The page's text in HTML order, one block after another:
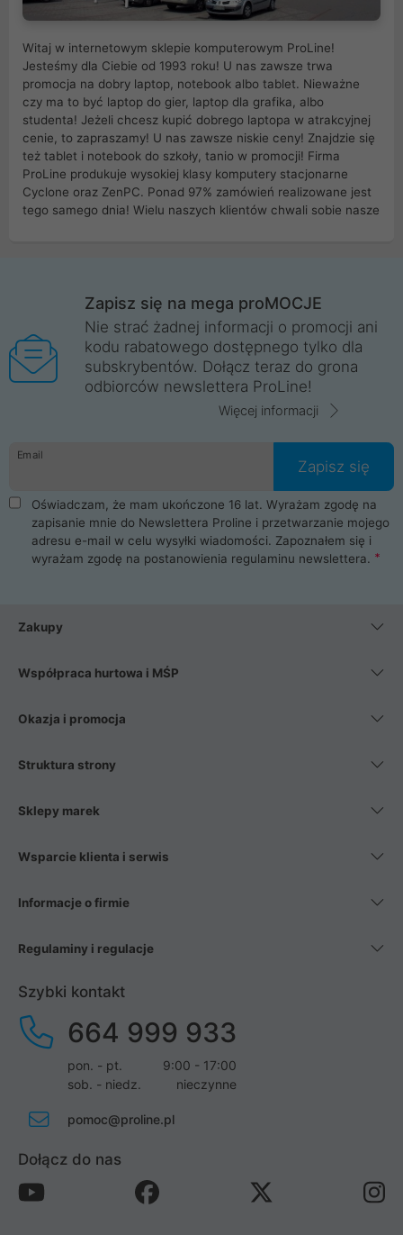
Witaj w internetowym sklepie komputerowym ProLine!
Jesteśmy dla Ciebie od 1993 roku! U nas zawsze trwa
promocja na dobry laptop, notebook albo tablet. Nieważne
czy ma to być laptop do gier, laptop dla grafika, albo
studenta! Jeżeli chcesz kupić dobrego laptopa w atrakcyjnej
cenie, to zapraszamy! U nas zawsze niskie ceny! Znajdzie się
też tablet i notebook do szkoły, tanio w promocji! Firma
ProLine produkuje wysokiej klasy komputery stacjonarne
Cyclone oraz ZenPC. Ponad 97% zamówień realizowane jest
tego samego dnia! Wielu naszych klientów chwali sobie nasze
Wrocław, Poznań, Legnica, Katowice, Gliwice, Kalisz, Bytom,
Trzebnica, Opole. Szybka i profesjonalna obsługa!
ProLine to polska firma ze 100% polskim kapitałem. Działamy
legalnie i płacimy podatki w naszym kraju! Posiadamy siedzibę
główną w Mirkowie oraz salony na terenie kraju. Cała
komunikacja ze sklepem komputerowym ProLine jest
danych osobowych. Dlatego zakup notebooka albo laptopa w
ProLine to czysta przyjemność i pełne bezpieczeństwo.
Zaopatrzysz się u nas w akcesoria i części komputerowe
takie jak procesory, karty graficzne, płyty główne, pamięci,
dyski SSD, M.2 oraz HDD. Nasi pracownicy pomogą Ci wybrać
najlepszy zasilacz komputerowy oraz obudowę do komputera.
Poza komputerami mamy również najlepsze na rynku
Smartfony takich producentów jak Xiaomi, Apple, Samsung i
wentylatory. Na koniec mając już to wszystko, możesz
Zapisz się na mega proMOCJE
Nie strać żadnej informacji o promocji ani
kodu rabatowego dostępnego tylko dla
subskrybentów. Dołącz teraz do grona
odbiorców newslettera ProLine!
Więcej informacji
Email
Zapisz się
Oświadczam, że mam ukończone 16 lat. Wyrażam zgodę na
zapisanie mnie do Newslettera Proline i przetwarzanie mojego
adresu e-mail w celu wysyłki wiadomości. Zapoznałem się i
wyrażam zgodę na postanowienia regulaminu newslettera.
Zakupy
Współpraca hurtowa i MŚP
Okazja i promocja
Struktura strony
Sklepy marek
Wsparcie klienta i serwis
Informacje o firmie
Regulaminy i regulacje
Szybki kontakt
664 999 933
pon. - pt.
9:00 - 17:00
sob. - niedz.
nieczynne
pomoc@proline.pl
Dołącz do nas